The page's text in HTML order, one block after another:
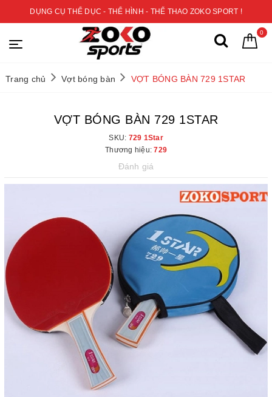
DỤNG CỤ THỂ DỤC - THỂ HÌNH - THỂ THAO ZOKO SPORT !
0
Trang chủ Vợt bóng bàn VỢT BÓNG BÀN 729 1STAR
VỢT BÓNG BÀN 729 1STAR
SKU: 729 1Star
Thương hiệu:729
Đánh giá